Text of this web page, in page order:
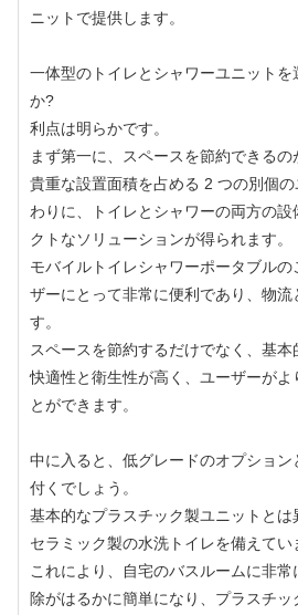
ニットで提供します。
一体型のトイレとシャワーユニットを
か?
利点は明らかです。
まず第一に、スペースを節約できるの
貴重な設置面積を占める 2 つの別個
わりに、トイレとシャワーの両方の
クトなソリューションが得られます。
モバイルトイレシャワーポータブル
ザーにとって非常に便利であり、物流
す。
スペースを節約するだけでなく、基
快適性と衛生性が高く、ユーザーがよ
とができます。
中に入ると、低グレードのオプショ
付くでしょう。
基本的なプラスチック製ユニットと
セラミック製の水洗トイレを備えてい
これにより、自宅のバスルームに非
除がはるかに簡単になり、プラスチ